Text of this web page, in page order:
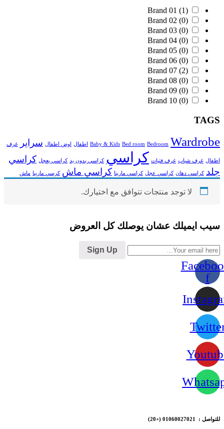
Brand 01 (1)
Brand 02 (0)
Brand 03 (0)
Brand 04 (0)
Brand 05 (0)
Brand 06 (0)
Brand 07 (2)
Brand 08 (0)
Brand 09 (0)
Brand 10 (0)
TAGS
Baby & Kids Bed room Bedroom Wardrobe اطفال اوض اطفال سراير غرف
اطفال غرف شباب غرف فتيات كراسي كراسي بدون يد كراسي بعجل كراسي
جلد كراسي دهان كراسي عجل كراسي مارينا كراسي ماش كرسي مارينا ماش
لا توجد منتجات تتوافق مع اختيارك.
سيب ايميلك عشان يوصلك كل العروض
Sign Up
f
للتواصل : 01060027021 (+20)